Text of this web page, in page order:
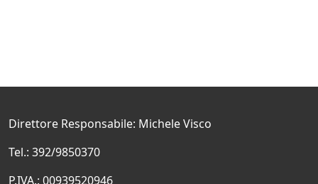
Direttore Responsabile: Michele Visco
Tel.: 392/9850370
P.IVA.: 00939520946